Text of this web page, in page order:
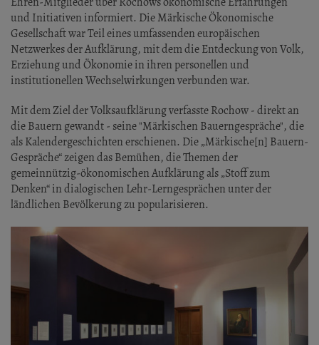
und Initiativen informiert. Die Märkische Ökonomische
Gesellschaft war Teil eines umfassenden europäischen
Netzwerkes der Aufklärung, mit dem die Entdeckung von Volk,
Erziehung und Ökonomie in ihren personellen und
institutionellen Wechselwirkungen verbunden war.
Mit dem Ziel der Volksaufklärung verfasste Rochow - direkt an
die Bauern gewandt - seine "Märkischen Bauerngespräche", die
als Kalendergeschichten erschienen. Die „Märkische[n] Bauern-
Gespräche“ zeigen das Bemühen, die Themen der
gemeinnützig-ökonomischen Aufklärung als „Stoff zum
Denken“ in dialogischen Lehr-Lerngesprächen unter der
ländlichen Bevölkerung zu popularisieren.